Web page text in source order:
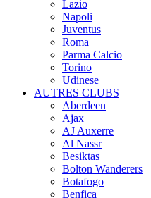
Lazio
Napoli
Juventus
Roma
Parma Calcio
Torino
Udinese
AUTRES CLUBS
Aberdeen
Ajax
AJ Auxerre
Al Nassr
Besiktas
Bolton Wanderers
Botafogo
Benfica